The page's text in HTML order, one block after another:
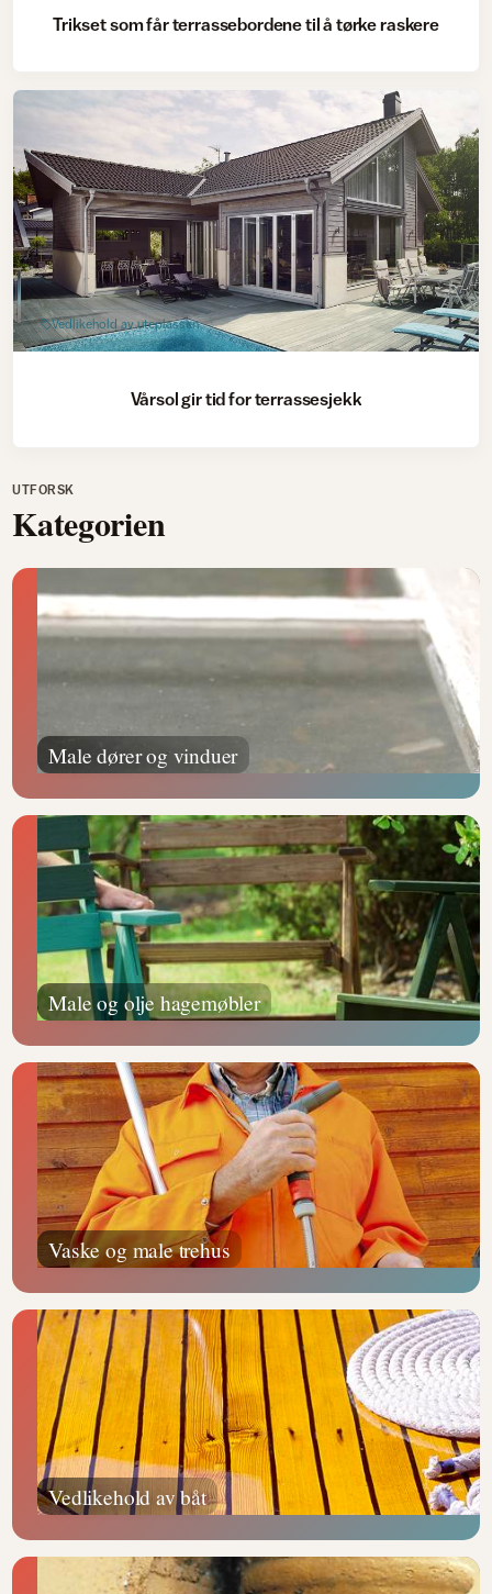
Trikset som får terrassebordene til å tørke raskere
Vedlikehold av uteplassen
Vårsol gir tid for terrassesjekk
UTFORSK
Kategorien
Male dører og vinduer
Male og olje hagemøbler
Vaske og male trehus
Vedlikehold av båt